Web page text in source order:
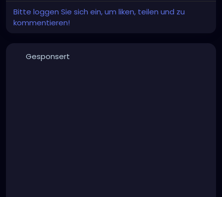
Bitte loggen Sie sich ein, um liken, teilen und zu
kommentieren!
Gesponsert